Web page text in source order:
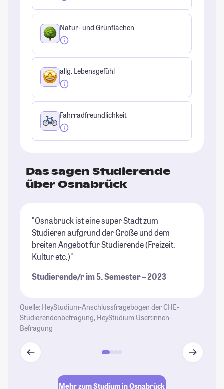
Natur- und Grünflächen
allg. Lebensgefühl
Fahrradfreundlichkeit
Das sagen Studierende
über Osnabrück
"Osnabrück ist eine super Stadt zum
Studieren aufgrund der Größe und dem
breiten Angebot für Studierende (Freizeit,
Kultur etc.)"
Studierende/r im 5. Semester – 2023
Quelle: HeyStudium-Anschlussfragebogen der CHE-
Studierendenbefragung, HeyStudium User:innen-
Befragung
Mehr zum Studium in Osnabrück